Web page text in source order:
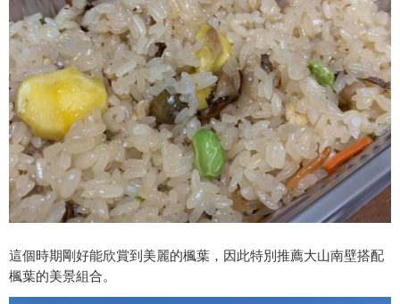
這個時期剛好能欣賞到美麗的楓葉，因此特別推薦大山南壁搭配
楓葉的美景組合。